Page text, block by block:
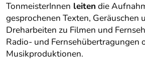
TonmeisterInnen leiten die
gesprochenen Texten, Geräuschen
Dreharbeiten zu Filmen und
Radio- und Fernsehübertragungen
Musikproduktionen.